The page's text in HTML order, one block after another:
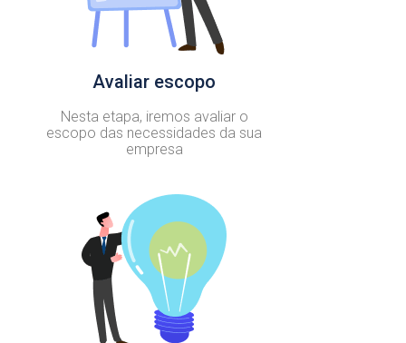
Avaliar escopo
Nesta etapa, iremos avaliar o
escopo das necessidades da sua
empresa